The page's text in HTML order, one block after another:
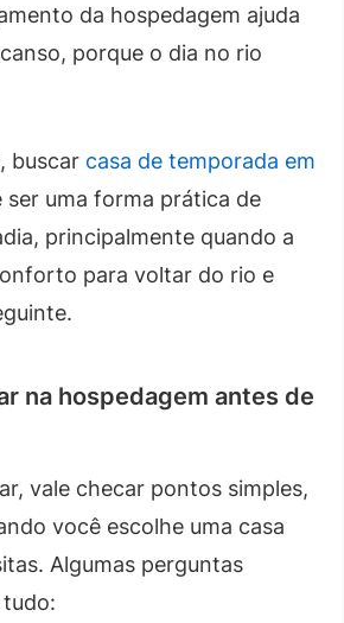
da hospedagem ajuda
porque o dia no rio
buscar casa de temporada em
ser uma forma prática de
principalmente quando a
para voltar do rio e
na hospedagem antes de
vale checar pontos simples,
você escolhe uma casa
Algumas perguntas
tudo: